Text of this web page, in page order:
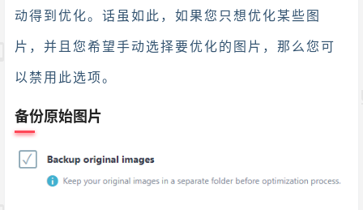
动得到优化。话虽如此，如果您只想优化某些图
片，并且您希望手动选择要优化的图片，那么您可
以禁用此选项。
备份原始图片